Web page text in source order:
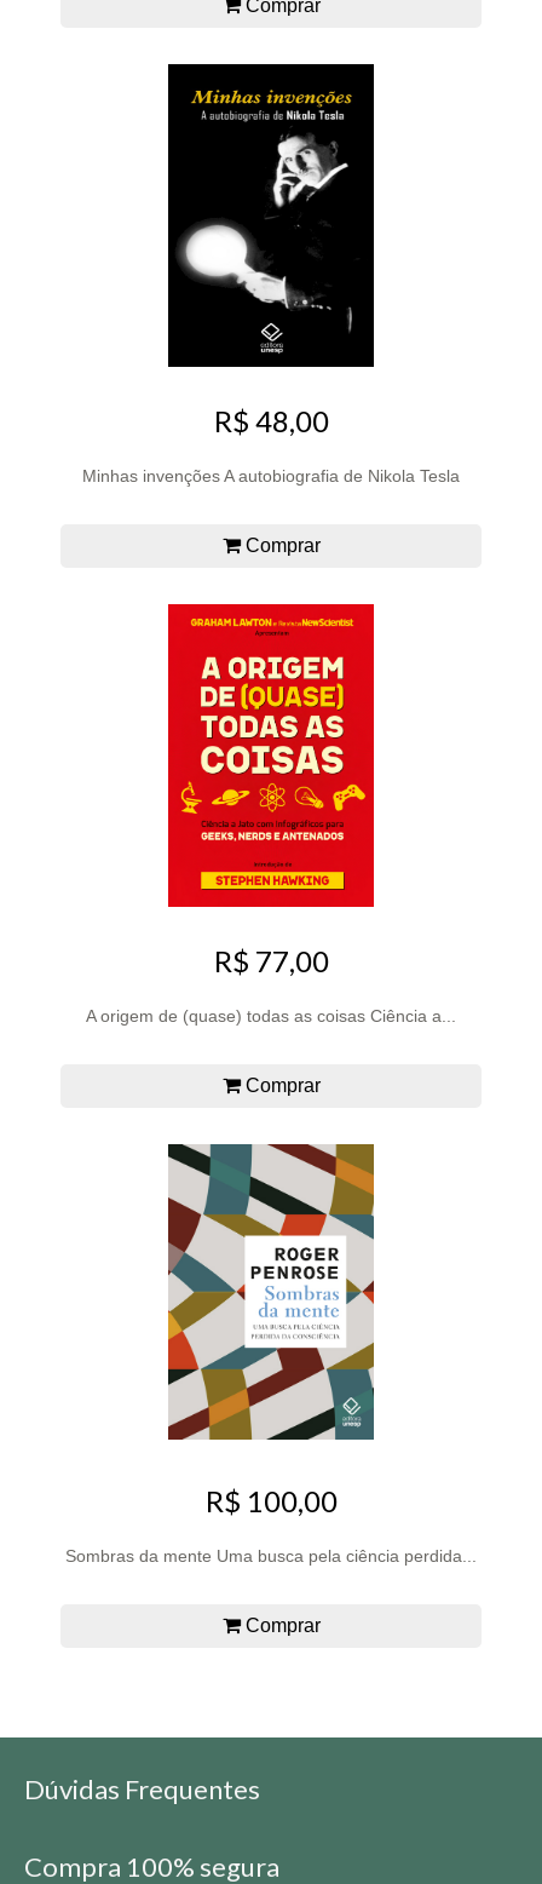
Comprar
R$ 48,00
Minhas invenções A autobiografia de Nikola Tesla
Comprar
R$ 77,00
A origem de (quase) todas as coisas Ciência a...
Comprar
R$ 100,00
Sombras da mente Uma busca pela ciência perdida...
Comprar
Dúvidas Frequentes
Compra 100% segura